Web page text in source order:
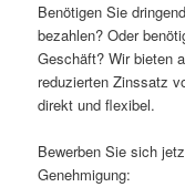
Benötigen Sie
bezahlen? Oder
Geschäft? Wir bieten
reduzierten Zinssatz
direkt und flexibel.
Bewerben Sie sich
Genehmigung: